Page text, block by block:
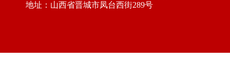
地址：山西省晋城市凤台西街289号